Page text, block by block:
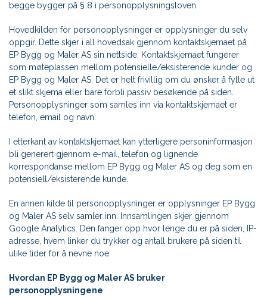
begge bygger på § 8 i personopplysningsloven.
Hovedkilden for personopplysninger er opplysninger du selv
oppgir. Dette skjer i all hovedsak gjennom kontaktskjemaet på
EP Bygg og Maler AS sin nettside. Kontaktskjemaet fungerer
som møteplassen mellom potensielle/eksisterende kunder og
EP Bygg og Maler AS. Det er helt frivillig om du ønsker å fylle ut
et slikt skjema eller bare forbli passiv besøkende på siden.
Personopplysninger som samles inn via kontaktskjemaet er
telefon, email og navn.
I etterkant av kontaktskjemaet kan ytterligere personinformasjon
bli generert gjennom e-mail, telefon og lignende
korrespondanse mellom EP Bygg og Maler AS og deg som en
potensiell/eksisterende kunde.
En annen kilde til personopplysninger er opplysninger EP Bygg
og Maler AS selv samler inn. Innsamlingen skjer gjennom
Google Analytics. Den fanger opp hvor lenge du er på siden, IP-
adresse, hvem linker du trykker og antall brukere på siden til
ulike tider for å nevne noe.
Hvordan EP Bygg og Maler AS bruker
personopplysningene